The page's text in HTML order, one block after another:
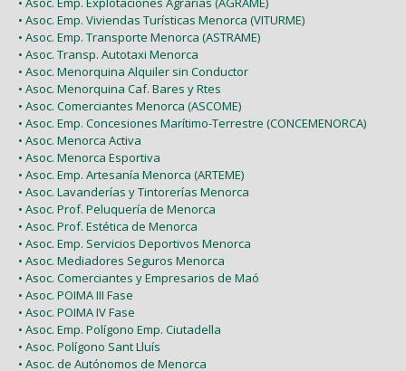
• Asoc. Emp. Viviendas Turísticas Menorca (VITURME)
• Asoc. Emp. Transporte Menorca (ASTRAME)
• Asoc. Transp. Autotaxi Menorca
• Asoc. Menorquina Alquiler sin Conductor
• Asoc. Menorquina Caf. Bares y Rtes
• Asoc. Comerciantes Menorca (ASCOME)
• Asoc. Emp. Concesiones Marítimo-Terrestre (CONCEMENORCA)
• Asoc. Menorca Activa
• Asoc. Menorca Esportiva
• Asoc. Emp. Artesanía Menorca (ARTEME)
• Asoc. Lavanderías y Tintorerías Menorca
• Asoc. Prof. Peluquería de Menorca
• Asoc. Prof. Estética de Menorca
• Asoc. Emp. Servicios Deportivos Menorca
• Asoc. Mediadores Seguros Menorca
• Asoc. Comerciantes y Empresarios de Maó
• Asoc. POIMA III Fase
• Asoc. POIMA IV Fase
• Asoc. Emp. Polígono Emp. Ciutadella
• Asoc. Polígono Sant Lluís
• Asoc. de Autónomos de Menorca